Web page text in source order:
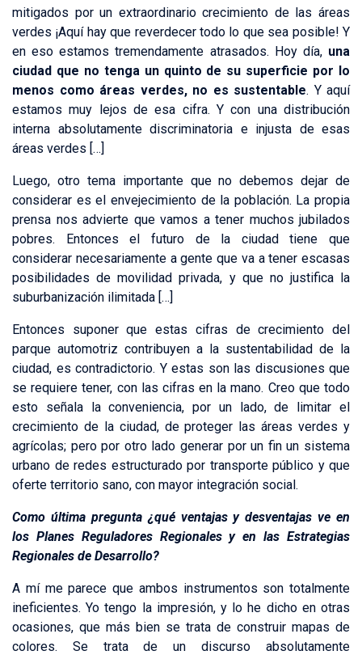
mitigados por un extraordinario crecimiento de las áreas
verdes ¡Aquí hay que reverdecer todo lo que sea posible! Y
en eso estamos tremendamente atrasados. Hoy día, una
ciudad que no tenga un quinto de su superficie por lo
menos como áreas verdes, no es sustentable. Y aquí
estamos muy lejos de esa cifra. Y con una distribución
interna absolutamente discriminatoria e injusta de esas
áreas verdes […]
Luego, otro tema importante que no debemos dejar de
considerar es el envejecimiento de la población. La propia
prensa nos advierte que vamos a tener muchos jubilados
pobres. Entonces el futuro de la ciudad tiene que
considerar necesariamente a gente que va a tener escasas
posibilidades de movilidad privada, y que no justifica la
suburbanización ilimitada […]
Entonces suponer que estas cifras de crecimiento del
parque automotriz contribuyen a la sustentabilidad de la
ciudad, es contradictorio. Y estas son las discusiones que
se requiere tener, con las cifras en la mano. Creo que todo
esto señala la conveniencia, por un lado, de limitar el
crecimiento de la ciudad, de proteger las áreas verdes y
agrícolas; pero por otro lado generar por un fin un sistema
urbano de redes estructurado por transporte público y que
oferte territorio sano, con mayor integración social.
Como última pregunta ¿qué ventajas y desventajas ve en
los Planes Reguladores Regionales y en las Estrategias
Regionales de Desarrollo?
A mí me parece que ambos instrumentos son totalmente
ineficientes. Yo tengo la impresión, y lo he dicho en otras
ocasiones, que más bien se trata de construir mapas de
colores. Se trata de un discurso absolutamente